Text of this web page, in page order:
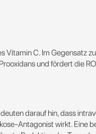
Vitamin C. Im Gegensatz
und fördert die
darauf hin, dass
Antagonist wirkt. Eine